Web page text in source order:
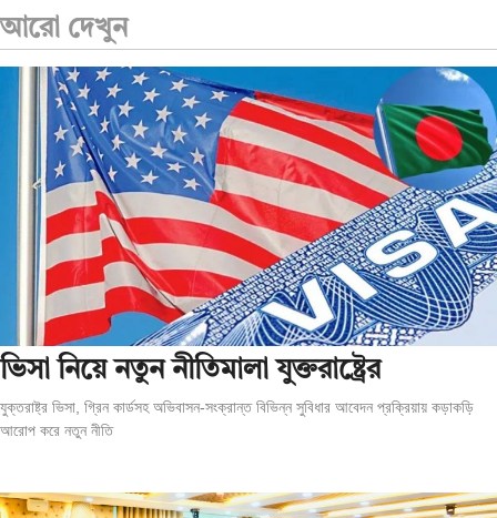
আরো দেখুন
ভিসা নিয়ে নতুন নীতিমালা যুক্তরাষ্ট্রের
যুক্তরাষ্ট্র ভিসা, গ্রিন কার্ডসহ অভিবাসন-সংক্রান্ত বিভিন্ন সুবিধার আবেদন প্রক্রিয়ায় কড়াকড়ি
আরোপ করে নতুন নীতি